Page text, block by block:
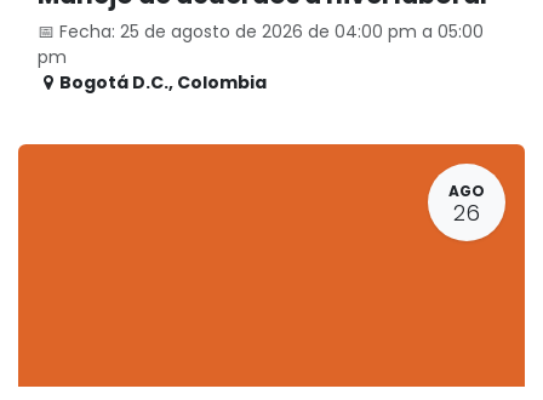
📅 Fecha: 25 de agosto de 2026 de 04:00 pm a 05:00
pm
Bogotá D.C., Colombia
AGO
26